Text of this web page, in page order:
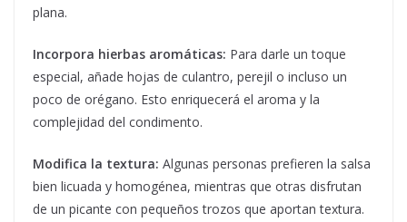
plana.
Incorpora hierbas aromáticas: Para darle un toque
especial, añade hojas de culantro, perejil o incluso un
poco de orégano. Esto enriquecerá el aroma y la
complejidad del condimento.
Modifica la textura: Algunas personas prefieren la salsa
bien licuada y homogénea, mientras que otras disfrutan
de un picante con pequeños trozos que aportan textura.